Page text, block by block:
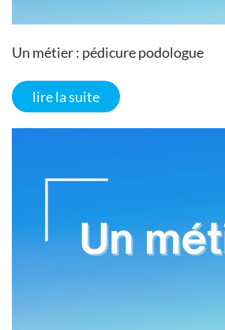
Un métier : pédicure podologue
lire la suite